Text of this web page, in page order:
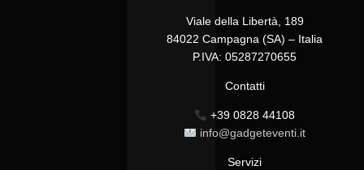
Viale della Libertà, 189
84022 Campagna (SA) – Italia
P.IVA: 05287270655
Contatti
+39 0828 44108
info@gadgeteventi.it
Servizi